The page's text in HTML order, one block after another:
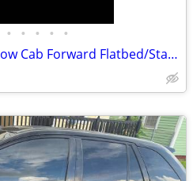
• • • • •
2017 Chevrolet 5500HD Low Cab Forward Flatbed/Stake Bed w/ Liftgate —